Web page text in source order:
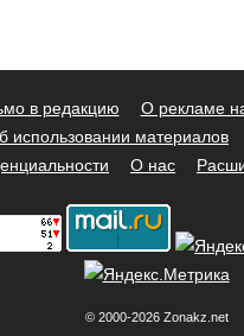
в редакцию О рекламе
использовании материалов
О нас
© 2000-2026 Zonakz.net